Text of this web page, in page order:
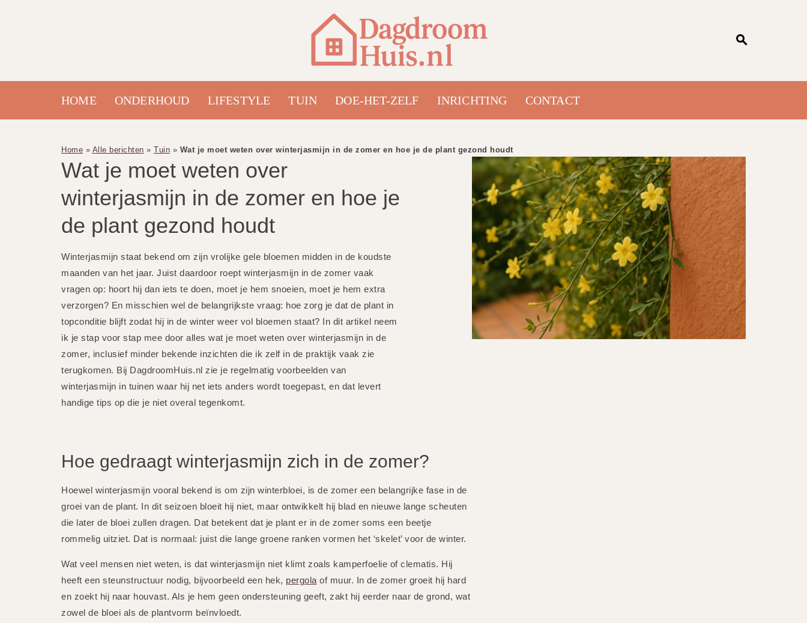
HOME ONDERHOUD LIFESTYLE TUIN DOE-HET-ZELF INRICHTING CONTACT
Home » Alle berichten » Tuin » Wat je moet weten over winterjasmijn in de zomer en hoe je de plant gezond houdt
Wat je moet weten over
winterjasmijn in de zomer en hoe je
de plant gezond houdt
Winterjasmijn staat bekend om zijn vrolijke gele bloemen midden in de koudste
maanden van het jaar. Juist daardoor roept winterjasmijn in de zomer vaak
vragen op: hoort hij dan iets te doen, moet je hem snoeien, moet je hem extra
verzorgen? En misschien wel de belangrijkste vraag: hoe zorg je dat de plant in
topconditie blijft zodat hij in de winter weer vol bloemen staat? In dit artikel neem
ik je stap voor stap mee door alles wat je moet weten over winterjasmijn in de
zomer, inclusief minder bekende inzichten die ik zelf in de praktijk vaak zie
terugkomen. Bij DagdroomHuis.nl zie je regelmatig voorbeelden van
winterjasmijn in tuinen waar hij net iets anders wordt toegepast, en dat levert
handige tips op die je niet overal tegenkomt.
Hoe gedraagt winterjasmijn zich in de zomer?
Hoewel winterjasmijn vooral bekend is om zijn winterbloei, is de zomer een belangrijke fase in de
groei van de plant. In dit seizoen bloeit hij niet, maar ontwikkelt hij blad en nieuwe lange scheuten
die later de bloei zullen dragen. Dat betekent dat je plant er in de zomer soms een beetje
rommelig uitziet. Dat is normaal: juist die lange groene ranken vormen het ‘skelet’ voor de winter.
Wat veel mensen niet weten, is dat winterjasmijn niet klimt zoals kamperfoelie of clematis. Hij
heeft een steunstructuur nodig, bijvoorbeeld een hek, pergola of muur. In de zomer groeit hij hard
en zoekt hij naar houvast. Als je hem geen ondersteuning geeft, zakt hij eerder naar de grond, wat
zowel de bloei als de plantvorm beïnvloedt.